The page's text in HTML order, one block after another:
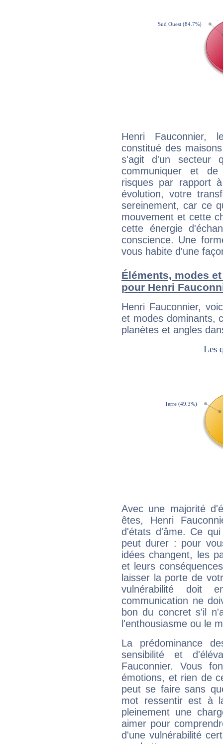
Henri Fauconnier,
constitué des
s'agit d'un secteur
communiquer et
risques par rapport
évolution, votre
sereinement, car ce
mouvement et cette
cette énergie
conscience. Une
vous habite d'une
Éléments, modes
pour Henri
Henri Fauconnier,
et modes dominants,
planètes et angles
Avec une majorité
êtes, Henri
d'états d'âme. Ce
peut durer : pour
idées changent, les
et leurs
laisser la porte de
vulnérabilité doit
communication ne
bon du concret s'il
l'enthousiasme ou le
La prédominance
sensibilité et
Fauconnier. Vous
émotions, et rien de
peut se faire sans
mot ressentir est à
pleinement une
aimer pour
d'une vulnérabilité